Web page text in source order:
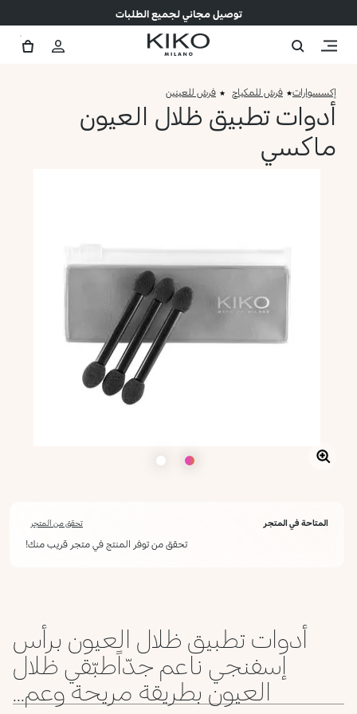
توصيل مجاني لجميع الطلبات
إكسسوارات فرش للمكياج فرش للعينين
أدوات تطبيق ظلال العيون
ماكسي
المتاحة في المتجر تحقق من المتجر
تحقق من توفر المنتج في متجر قريب منك!
أدوات تطبيق ظلال العيون برأس
إسفنجي ناعم جدّاًطبّقي ظلال
العيون بطريقة مريحة وعم...